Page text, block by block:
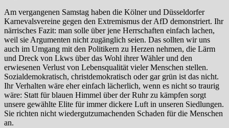
Am vergangenen Samstag haben die Kölner und Düsseldorfer
Karnevalsvereine gegen den Extremismus der AfD demonstriert. Ihr
närrisches Fazit: man solle über jene Herrschaften einfach lachen,
weil sie Argumenten nicht zugänglich seien. Das sollten wir uns
auch im Umgang mit den Politikern zu Herzen nehmen, die Lärm
und Dreck von Lkws über das Wohl ihrer Wähler und den
erwiesenen Verlust von Lebensqualität vieler Menschen stellen.
Sozialdemokratisch, christdemokratisch oder gar grün ist das nicht.
Ihr Verhalten wäre eher einfach lächerlich, wenn es nicht so traurig
wäre: Statt für blauen Himmel über der Ruhr zu kämpfen sorgt
unsere gewählte Elite für immer dickere Luft in unseren Siedlungen.
Sie richten nicht wiedergutzumachenden Schaden für die Menschen
an.